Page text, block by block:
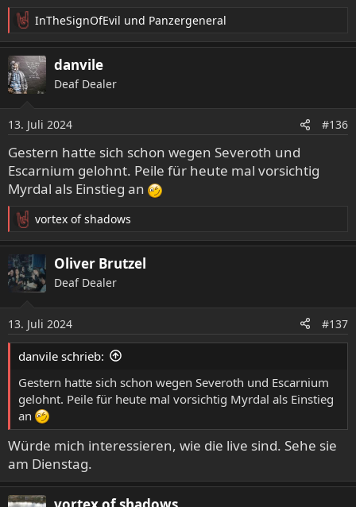
R
e
a
k
t
n
e
n
:
InTheSignOfEvil und Panzergeneral
danvile
Deaf Dealer
13. Juli 2024 #136
Gestern hatte sich schon wegen Severoth und
Escarnium gelohnt. Peile für heute mal vorsichtig
Myrdal als Einstieg an
R
e
a
k
t
n
e
n
vortex of shadows
Oliver Brutzel
Deaf Dealer
13. Juli 2024 #137
danvile schrieb:
Gestern hatte sich schon wegen Severoth und Escarnium
gelohnt. Peile für heute mal vorsichtig Myrdal als Einstieg
an
Würde mich interessieren, wie die live sind. Sehe sie
am Dienstag.